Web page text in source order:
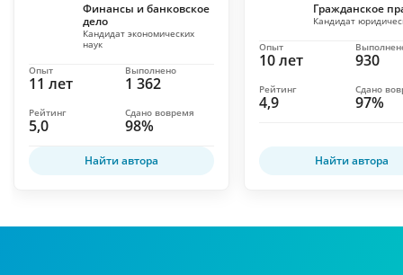
Финансы и банковское
дело
Кандидат экономических
наук
11 лет
Опыт
1 362
Выполнено
5,0
Рейтинг
98%
Сдано вовремя
Найти автора
Гражданское
Кандидат
10 лет
Опыт
930
4,9
Рейтинг
97%
Сдано
Найти автора